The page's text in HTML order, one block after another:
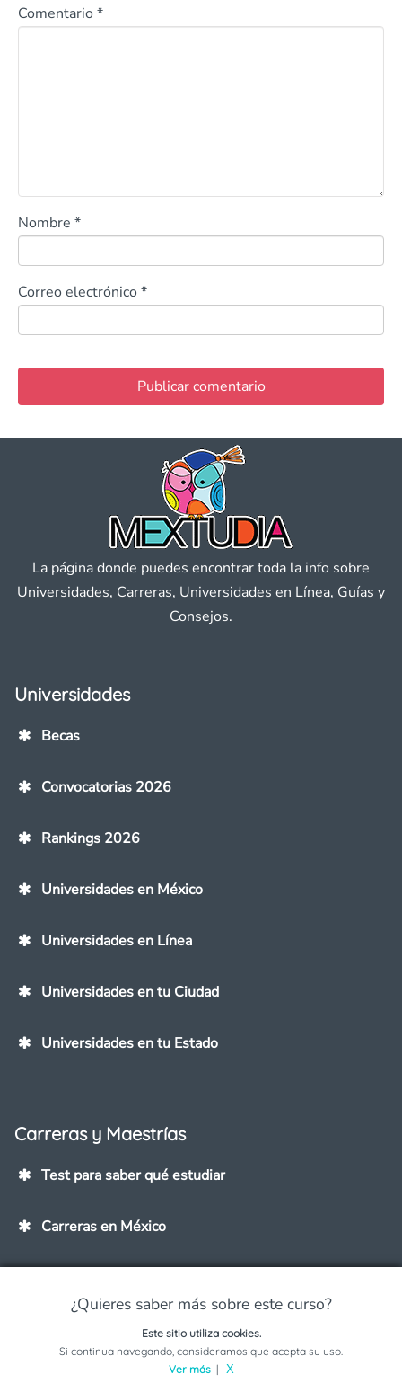
Comentario *
Nombre *
Correo electrónico *
¿Quieres saber más sobre este curso?
Solicita información sobre este programa
La página donde puedes encontrar toda la info sobre
Universidades, Carreras, Universidades en Línea, Guías y
Consejos.
Universidades
Becas
Convocatorias 2026
Rankings 2026
Universidades en México
Universidades en Línea
Universidades en tu Ciudad
Universidades en tu Estado
Carreras y Maestrías
Test para saber qué estudiar
Carreras en México
Carreras mejor pagadasEste sitio utiliza cookies.
Si continua navegando, consideramos que acepta su uso.
Ver más| X